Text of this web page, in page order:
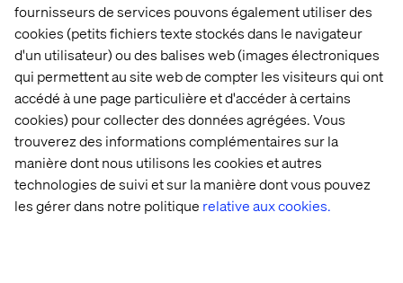
fournisseurs de services pouvons également utiliser des
cookies (petits fichiers texte stockés dans le navigateur
d'un utilisateur) ou des balises web (images électroniques
qui permettent au site web de compter les visiteurs qui ont
accédé à une page particulière et d'accéder à certains
cookies) pour collecter des données agrégées. Vous
trouverez des informations complémentaires sur la
manière dont nous utilisons les cookies et autres
technologies de suivi et sur la manière dont vous pouvez
les gérer dans notre politique relative aux cookies.
Accueil
Qui sommes-nous
Nos bureaux
Collaborateurs